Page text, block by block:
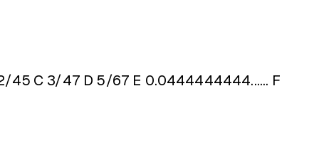
45 C 3/47 D 5/67 E 0.0444444444...... F